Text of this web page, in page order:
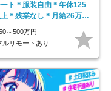
ート＊服装自由＊年休125
上＊残業なし＊月給26万円
～500万円
ルリモートあり